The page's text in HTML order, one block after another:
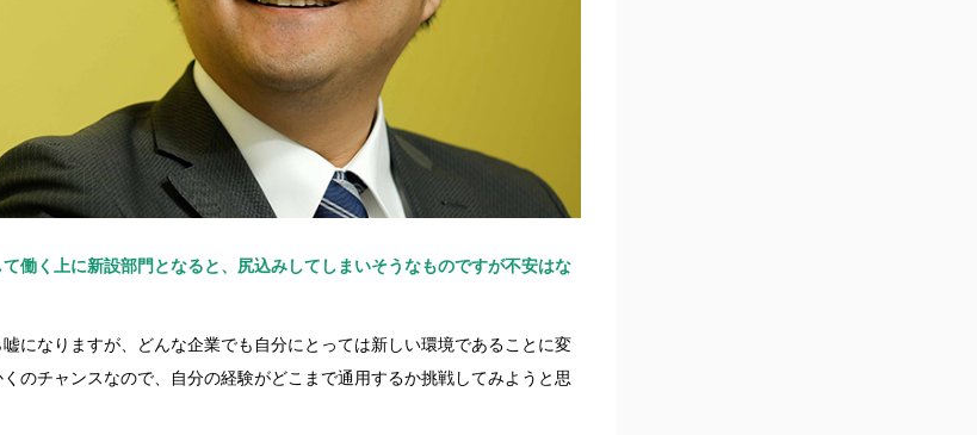
働く上に新設部門となると、尻込みしてしまいそうなものですが不安はな
になりますが、どんな企業でも自分にとっては新しい環境であることに変
のチャンスなので、自分の経験がどこまで通用するか挑戦してみようと思